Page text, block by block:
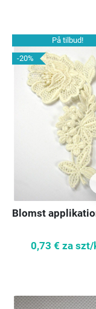
På tilbud!
-20%
Blomst
0,73 € za szt/